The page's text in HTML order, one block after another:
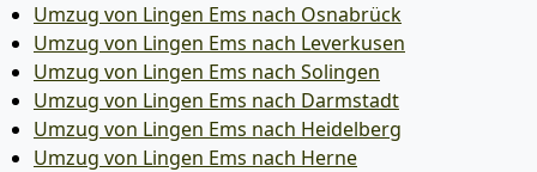
Umzug von Lingen Ems nach Osnabrück
Umzug von Lingen Ems nach Leverkusen
Umzug von Lingen Ems nach Solingen
Umzug von Lingen Ems nach Darmstadt
Umzug von Lingen Ems nach Heidelberg
Umzug von Lingen Ems nach Herne